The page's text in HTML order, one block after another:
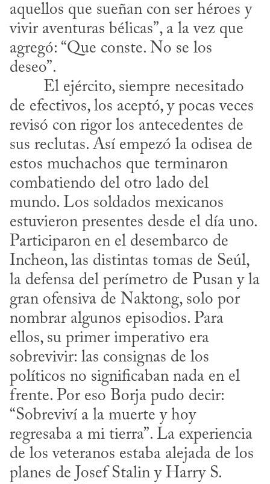
aquellos que sueñan con ser héroes y
vivir aventuras bélicas”, a la vez que
agregó: “Que conste. No se los
deseo”.
de efectivos, los aceptó, y pocas veces
revisó con rigor los antecedentes de
sus reclutas. Así empezó la odisea de
estos muchachos que terminaron
combatiendo del otro lado del
mundo. Los soldados mexicanos
estuvieron presentes desde el día uno.
Participaron en el desembarco de
Incheon, las distintas tomas de Seúl,
la defensa del perímetro de Pusan y la
gran ofensiva de Naktong, solo por
nombrar algunos episodios. Para
ellos, su primer imperativo era
sobrevivir: las consignas de los
políticos no significaban nada en el
frente. Por eso Borja pudo decir:
“Sobreviví a la muerte y hoy
regresaba a mi tierra”. La experiencia
de los veteranos estaba alejada de los
planes de Josef Stalin y Harry S.